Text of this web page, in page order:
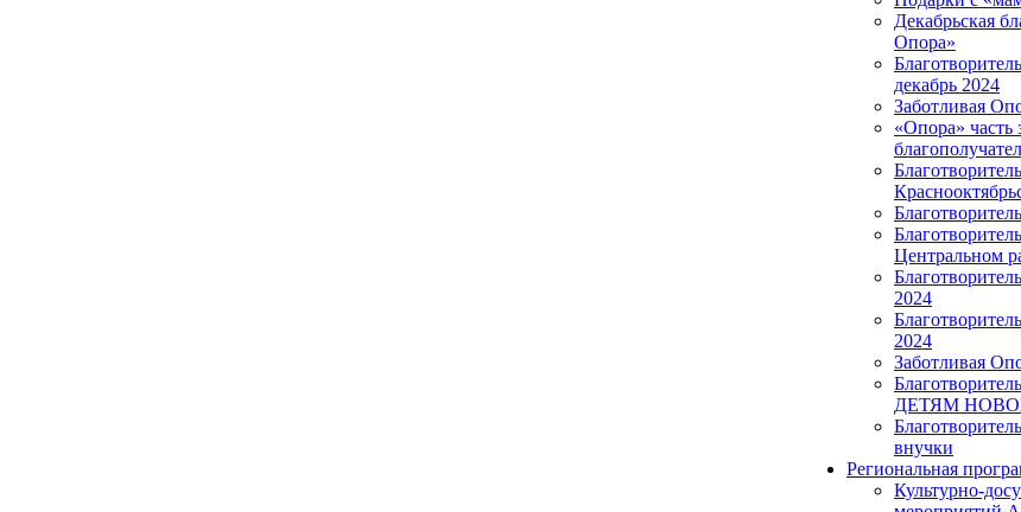
Декабрьская
Опора»
декабрь 2024
Заботливая
«Опора» часть
Центральном
2024
2024
Заботливая
ДЕТЯМ
внучки
Региональная
Культурно-